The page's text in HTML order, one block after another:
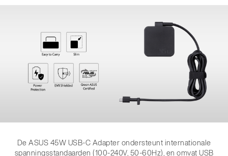
De ASUS 45W USB-C Adapter ondersteunt internationale
spanningsstandaarden (100-240V, 50-60Hz), en omvat USB